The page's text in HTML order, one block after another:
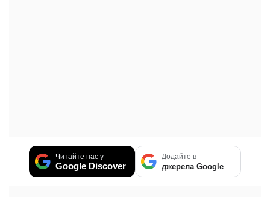
Читайте нас у
Google Discover
Додайте в
джерела Google